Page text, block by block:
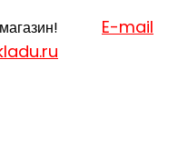
магазин! E-mail